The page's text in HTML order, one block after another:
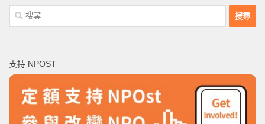
搜
尋
字:
支持 NPOST